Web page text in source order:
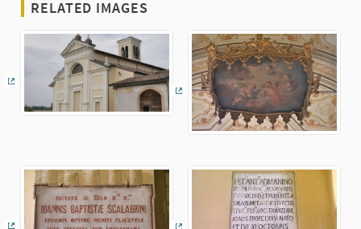
RELATED IMAGES
(External link)
(External link)